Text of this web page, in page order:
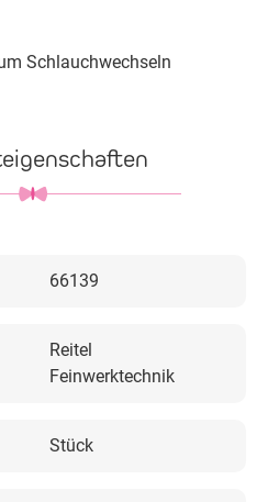
Schlauchwechseln
66139
Reitel
Feinwerktechnik
Stück